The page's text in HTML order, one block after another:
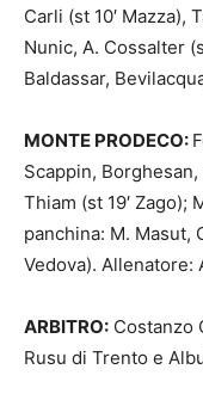
Carli (st 10′ Mazza),
Nunic, A. Cossalter
Baldassar,
MONTE PRODECO:
Scappin, Borghesan,
Thiam (st 19′ Zago);
panchina: M. Masut,
Vedova). Allenatore:
ARBITRO: Costanzo
Rusu di Trento e